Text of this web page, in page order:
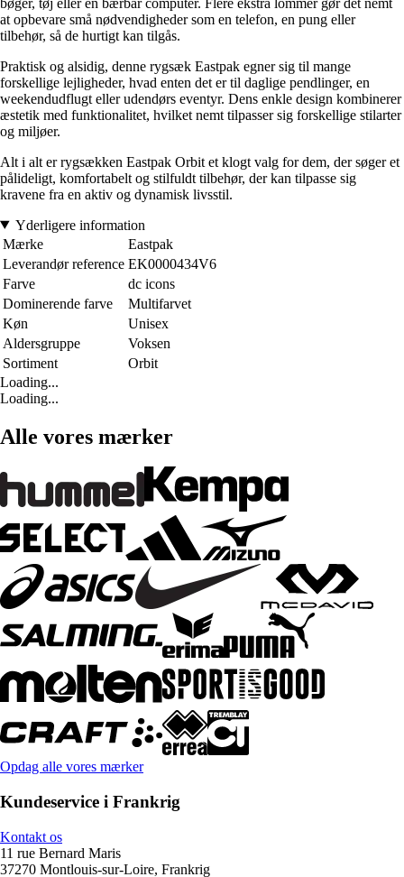
at opbevare små nødvendigheder som en telefon, en pung eller
tilbehør, så de hurtigt kan tilgås.
Praktisk og alsidig, denne rygsæk Eastpak egner sig til mange
forskellige lejligheder, hvad enten det er til daglige pendlinger, en
weekendudflugt eller udendørs eventyr. Dens enkle design kombinerer
æstetik med funktionalitet, hvilket nemt tilpasser sig forskellige stilarter
og miljøer.
Alt i alt er rygsækken Eastpak Orbit et klogt valg for dem, der søger et
pålideligt, komfortabelt og stilfuldt tilbehør, der kan tilpasse sig
kravene fra en aktiv og dynamisk livsstil.
Yderligere information
Mærke
Eastpak
Leverandør reference EK0000434V6
Farve
dc icons
Dominerende farve
Multifarvet
Køn
Unisex
Aldersgruppe
Voksen
Sortiment
Orbit
Loading...
Loading...
Alle vores mærker
Opdag alle vores mærker
Kundeservice i Frankrig
Kontakt os
11 rue Bernard Maris
37270 Montlouis-sur-Loire, Frankrig